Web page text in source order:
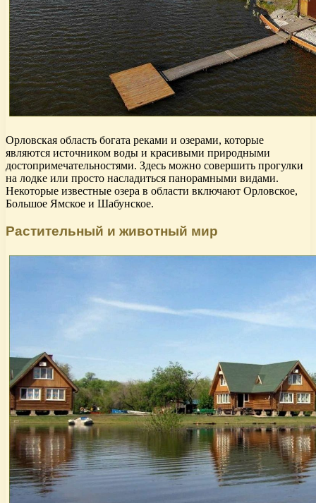
Орловская область богата реками и озерами, которые
являются источником воды и красивыми природными
достопримечательностями. Здесь можно совершить прогулки
на лодке или просто насладиться панорамными видами.
Некоторые известные озера в области включают Орловское,
Большое Ямское и Шабунское.
Растительный и животный мир